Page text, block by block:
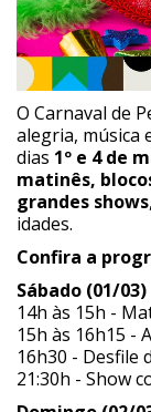
O Carnaval de
alegria, música
dias 1º e 4 de
matinês,
grandes shows
idades.
Confira a
Sábado (01/03)
14h às 15h -
15h às 16h15 -
16h30 - Desfile
21:30h - Show